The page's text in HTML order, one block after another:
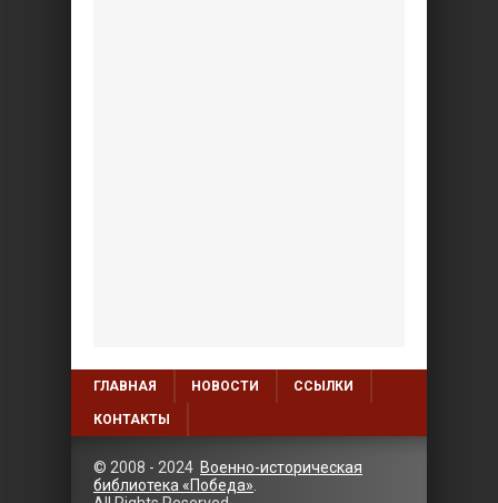
ГЛАВНАЯ НОВОСТИ ССЫЛКИ
КОНТАКТЫ
© 2008 - 2024 Военно-историческая
библиотека «Победа»